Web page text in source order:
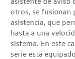
otros, se fusionan
asistencia, que
hasta a una
sistema. En este
serie está